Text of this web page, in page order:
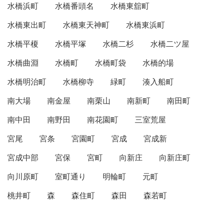
水橋浜町
水橋番頭名
水橋東舘町
水橋東出町
水橋東天神町
水橋東浜町
水橋平榎
水橋平塚 水橋二杉
水橋二ツ屋
水橋曲淵
水橋町 水橋町袋
水橋的場
水橋明治町
水橋柳寺 緑町
湊入船町
南大場
南金屋 南栗山 南新町
南田町
南中田
南野田 南花園町
三室荒屋
宮尾
宮条 宮園町 宮成
宮成新
宮成中部
宮保 宮町 向新庄
向新庄町
向川原町
室町通り 明輪町
元町
桃井町
森 森住町 森田 森若町